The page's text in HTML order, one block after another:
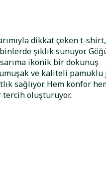
dikkat çeken t-shirt,
şıklık sunuyor.
ikonik bir dokunuş
ve kaliteli pamuklu
sağlıyor. Hem konfor
oluşturuyor.